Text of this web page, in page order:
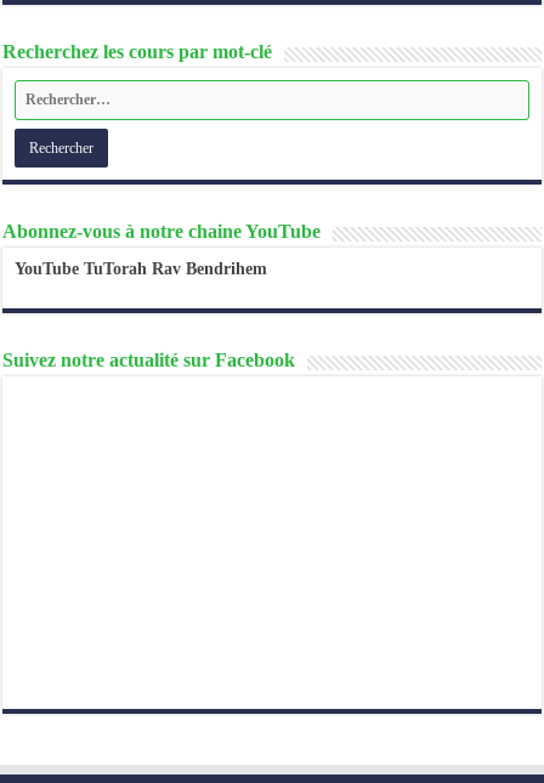
Recherchez les cours par mot-clé
Abonnez-vous à notre chaine YouTube
YouTube TuTorah Rav Bendrihem
Suivez notre actualité sur Facebook